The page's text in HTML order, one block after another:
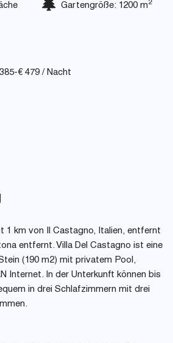
Gartengröße: 1200 m2
€ 479 / Nacht
1 km von Il Castagno, Italien, entfernt
entfernt. Villa Del Castagno ist eine
(190 m2) mit privatem Pool,
Internet. In der Unterkunft können bis
in drei Schlafzimmern mit drei